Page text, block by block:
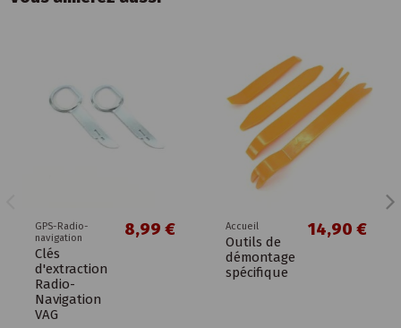
GPS-Radio-
navigation
Clés
d'extraction
Radio-
Navigation
VAG
8,99 € Accueil
Outils de
démontage
spécifique
14,90 €